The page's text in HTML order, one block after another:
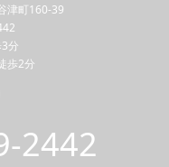
津町160-39
分
歩2分
2442